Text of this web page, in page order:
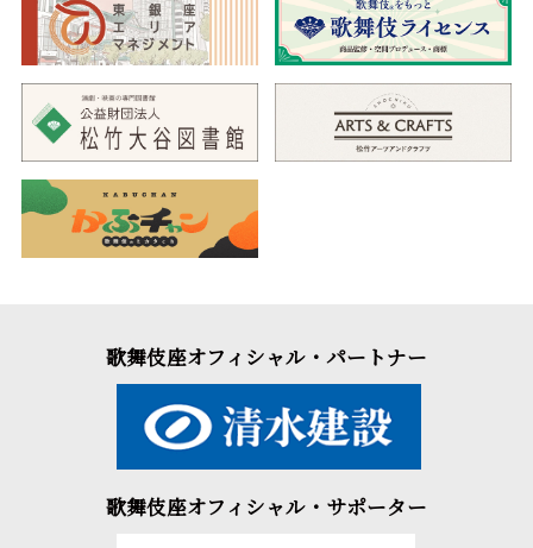
歌舞伎座オフィシャル・パートナー
歌舞伎座オフィシャル・サポーター